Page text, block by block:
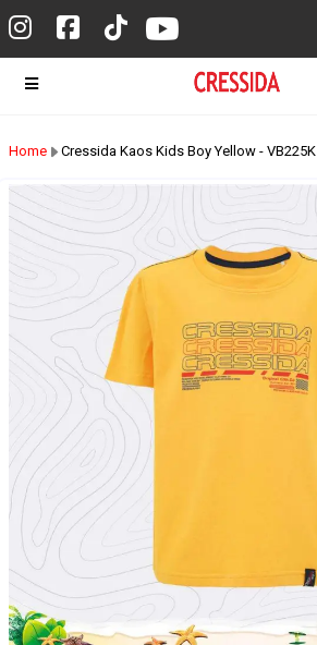
Home Cressida Kaos Kids Boy Yellow - VB225K